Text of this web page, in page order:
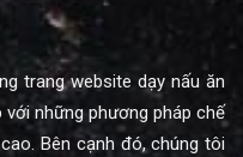
trang website dạy nấu ăn
những phương pháp chế
Bên cạnh đó, chúng tôi